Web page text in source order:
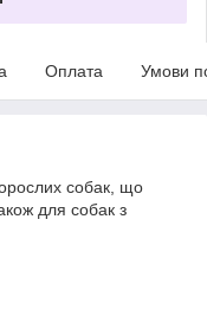
Оплата Умови
собак, що
для собак з